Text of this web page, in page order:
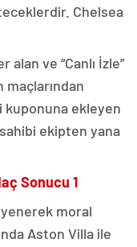
Chelsea
alan ve “Canlı İzle”
maçlarından
kuponuna ekleyen
ekipten yana
Sonucu 1
yenerek moral
Aston Villa ile